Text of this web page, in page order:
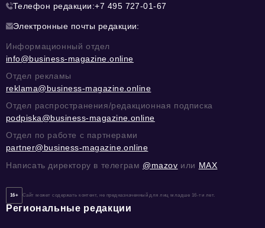
Телефон редакции:+7 495 727-01-67
Электронные почты редакции:
Информационный отдел
info@business-magazine.online
Отдел рекламы
reklama@business-magazine.online
Отдел распространения/редакционная подписка
podpiska@business-magazine.online
Отдел по работе с партнерами
partner@business-magazine.online
Написать директору в телеграм @mazov или MAX
16+ Сайт может содержать контент, не предназначенный для лиц младше 16-ти лет.
Региональные редакции